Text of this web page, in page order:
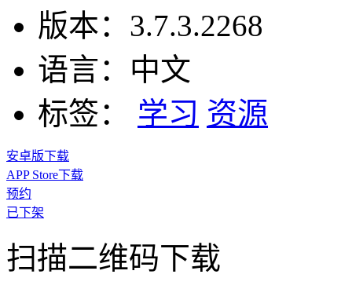
版本： 3.7.3.2268
语言： 中文
标签：
学习 资源
安卓版下载
APP Store下载
预约
已下架
扫描二维码下载